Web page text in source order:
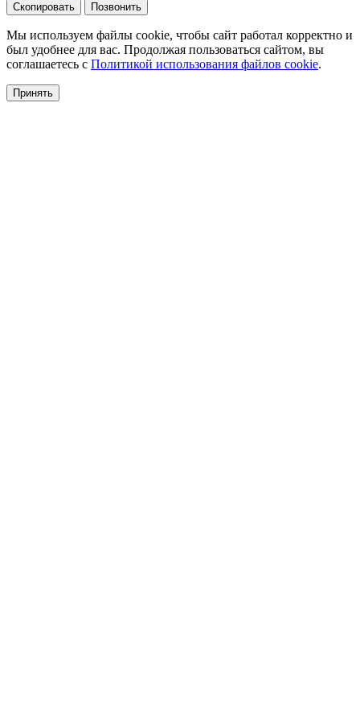
Скопировать Позвонить
Мы используем файлы cookie, чтобы сайт работал корректно и
был удобнее для вас. Продолжая пользоваться сайтом, вы
соглашаетесь с Политикой использования файлов cookie.
Принять